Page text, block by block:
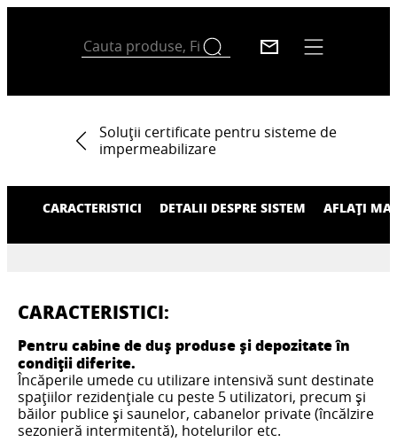
Soluții certificate pentru sisteme de
impermeabilizare
CARACTERISTICI DETALII DESPRE SISTEM AFLAȚI
CARACTERISTICI:
Pentru cabine de duș produse și depozitate în
condiții diferite.
Încăperile umede cu utilizare intensivă sunt destinate
spațiilor rezidențiale cu peste 5 utilizatori, precum și
băilor publice și saunelor, cabanelor private (încălzire
sezonieră intermitentă), hotelurilor etc.